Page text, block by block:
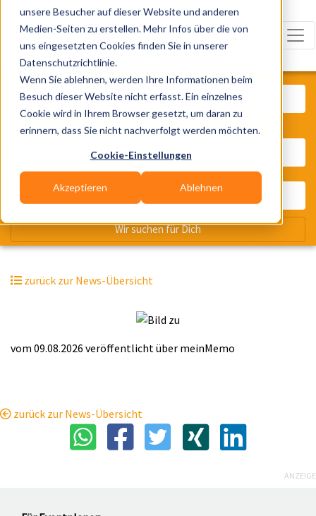
unsere Besucher auf dieser Website und anderen
Medien-Seiten zu erstellen. Mehr Infos über die von
uns eingesetzten Cookies finden Sie in unserer
Datenschutzrichtlinie.
Wenn Sie ablehnen, werden Ihre Informationen beim
Besuch dieser Website nicht erfasst. Ein einzelnes
Cookie wird in Ihrem Browser gesetzt, um daran zu
erinnern, dass Sie nicht nachverfolgt werden möchten.
Cookie-Einstellungen
Akzeptieren Ablehnen
zurück zur News-Übersicht
vom 09.08.2026 veröffentlicht über meinMemo
zurück zur News-Übersicht
Was? Künstler, Zelte, Bands,
Wo? Stadt, PLZ, Ort
Wir suchen für Dich
ANZEIGE